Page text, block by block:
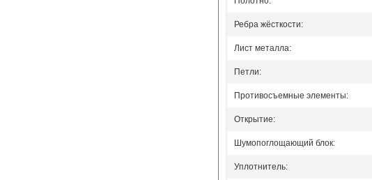
Ребра жёсткости:
Лист металла:
Петли:
Противосъемные элементы:
Открытие:
Шумопоглощающий блок:
Уплотнитель: